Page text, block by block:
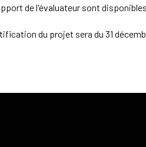
de l'évaluateur sont disponibles
du projet sera du 31